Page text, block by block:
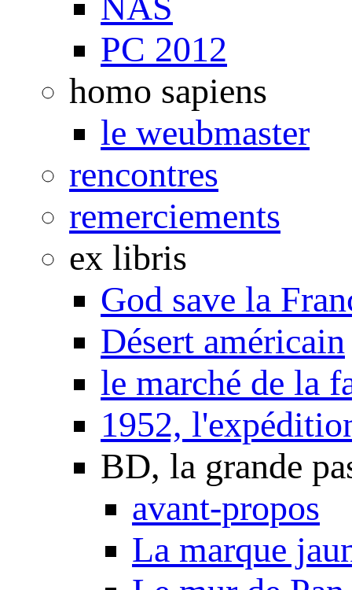
PC 2012
homo sapiens
le weubmaster
rencontres
remerciements
ex libris
God save la
Désert américain
le marché de la
1952,
BD, la grande
avant-propos
La marque